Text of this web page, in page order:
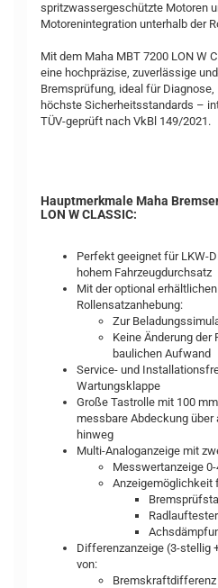
spritzwassergeschützte Motoren
Motorenintegration unterhalb der
Mit dem Maha MBT 7200 LON W
eine hochpräzise, zuverlässige
Bremsprüfung, ideal für
höchste Sicherheitsstandards –
TÜV-geprüft nach VkBl 149/2021.
Hauptmerkmale Maha
LON W CLASSIC:
Perfekt geeignet für LKW-
hohem Fahrzeugdurchsatz
Mit der optional
Rollensatzanhebung:
Zur
Keine Änderung der
baulichen Aufwand
Service- und
Wartungsklappe
Große Tastrolle mit 100
messbare Abdeckung
hinweg
Multi-Analoganzeige mit
Messwertanzeige
Anzeigemöglichkeit
Radlauftester
Differenzanzeige (3-stellig
von:
Bremskraftdifferenz